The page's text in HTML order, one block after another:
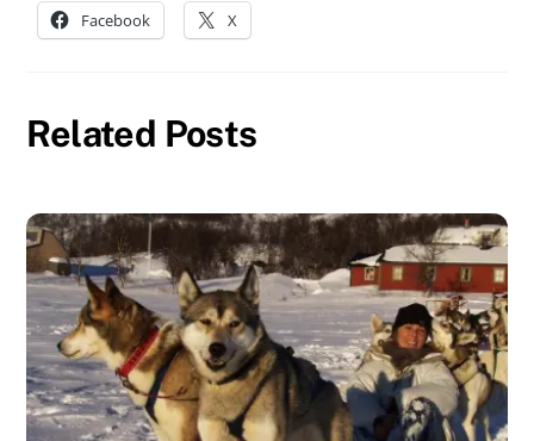
Facebook X
Related Posts